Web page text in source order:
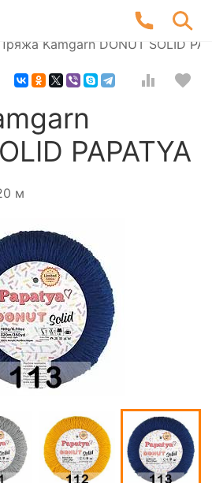
Kamgarn DONUT SOLID
PAPATYA
м